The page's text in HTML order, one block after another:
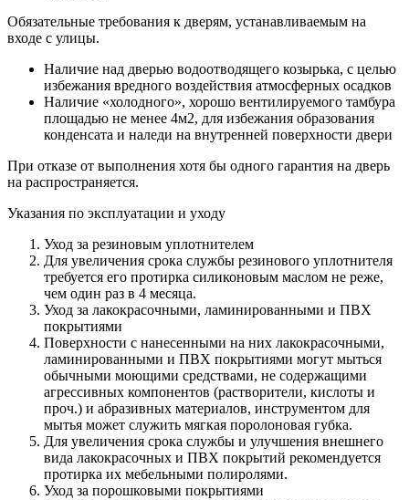
Обязательные требования к дверям, устанавливаемым на
входе с улицы.
Наличие над дверью водоотводящего козырька, с целью
избежания вредного воздействия атмосферных осадков
Наличие «холодного», хорошо вентилируемого тамбура
площадью не менее 4м2, для избежания образования
конденсата и наледи на внутренней поверхности двери
При отказе от выполнения хотя бы одного гарантия на дверь
на распространяется.
Указания по эксплуатации и уходу
Уход за резиновым уплотнителем
Для увеличения срока службы резинового уплотнителя
требуется его протирка силиконовым маслом не реже,
чем один раз в 4 месяца.
Уход за лакокрасочными, ламинированными и ПВХ
покрытиями
Поверхности с нанесенными на них лакокрасочными,
ламинированными и ПВХ покрытиями могут мыться
обычными моющими средствами, не содержащими
агрессивных компонентов (растворители, кислоты и
проч.) и абразивных материалов, инструментом для
мытья может служить мягкая поролоновая губка.
Для увеличения срока службы и улучшения внешнего
вида лакокрасочных и ПВХ покрытий рекомендуется
протирка их мебельными полиролями.
Уход за порошковыми покрытиями